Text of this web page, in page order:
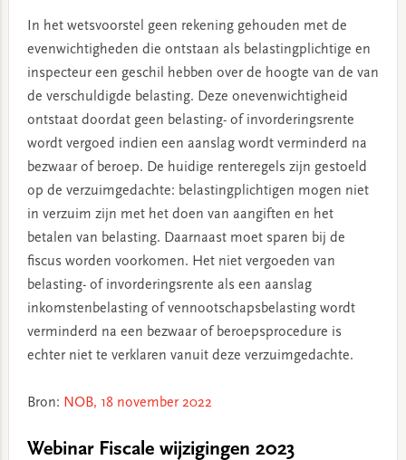
In het wetsvoorstel geen rekening gehouden met de
evenwichtigheden die ontstaan als belastingplichtige en
inspecteur een geschil hebben over de hoogte van de van
de verschuldigde belasting. Deze onevenwichtigheid
ontstaat doordat geen belasting- of invorderingsrente
wordt vergoed indien een aanslag wordt verminderd na
bezwaar of beroep. De huidige renteregels zijn gestoeld
op de verzuimgedachte: belastingplichtigen mogen niet
in verzuim zijn met het doen van aangiften en het
betalen van belasting. Daarnaast moet sparen bij de
fiscus worden voorkomen. Het niet vergoeden van
belasting- of invorderingsrente als een aanslag
inkomstenbelasting of vennootschapsbelasting wordt
verminderd na een bezwaar of beroepsprocedure is
echter niet te verklaren vanuit deze verzuimgedachte.
Bron: NOB, 18 november 2022
Webinar Fiscale wijzigingen 2023